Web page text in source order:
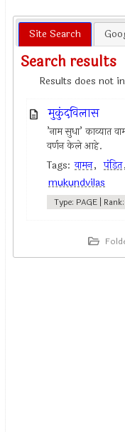
Site Search
Search results
Results does not
मुकुंदविलास
’नाम सुधा’ काव्यात
वर्णन केले आहे.
Tags: वामन, पंडित,
mukundvilas
Type: PAGE |